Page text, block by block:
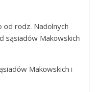
od rodz. Nadolnych
sąsiadów Makowskich
Makowskich i